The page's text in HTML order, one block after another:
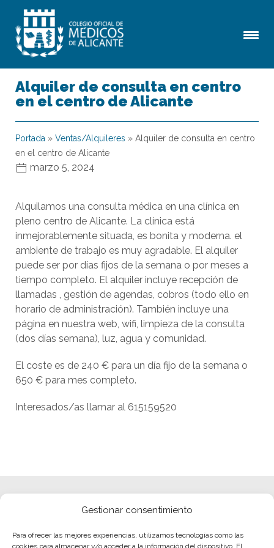
Gestionar consentimiento
Para ofrecer las mejores experiencias, utilizamos tecnologías como las
cookies para almacenar y/o acceder a la información del dispositivo. El
Alquiler de consulta en centro
en el centro de Alicante
Portada » Ventas/Alquileres » Alquiler de consulta en centro
en el centro de Alicante
marzo 5, 2024
Alquilamos una consulta médica en una clínica en
pleno centro de Alicante. La clínica está
inmejorablemente situada, es bonita y moderna. el
ambiente de trabajo es muy agradable. El alquiler
puede ser por días fijos de la semana o por meses a
tiempo completo. El alquiler incluye recepción de
llamadas , gestión de agendas, cobros (todo ello en
horario de administración). También incluye una
página en nuestra web, wifi, limpieza de la consulta
(dos días semana), luz, agua y comunidad.
El coste es de 240 € para un día fijo de la semana o
650 € para mes completo.
Interesados/as llamar al 615159520